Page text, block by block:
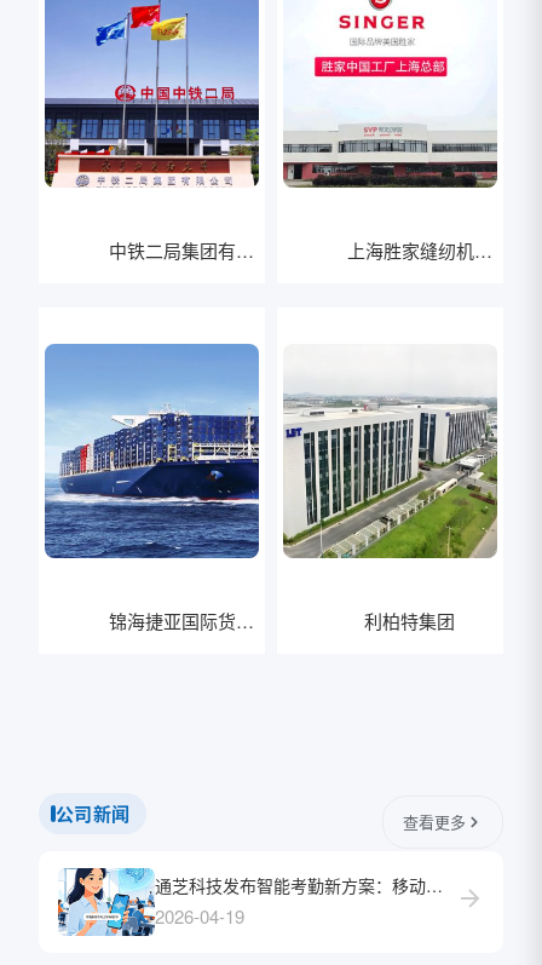
中铁二局集团有限
上海胜家缝纫机有
锦海捷亚国际货运
利柏特集团
公司新闻 查看更多
通芝科技发布智能考勤新方案：移动端接入AI大模型，“说句话”就能打卡、请假、查考勤
2026-04-19